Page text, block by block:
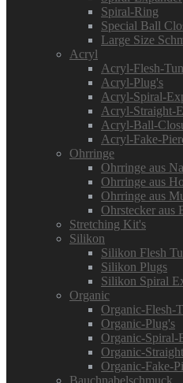
Spiral-Ring
Special Ball
Large Size
Acryl
Acryl-Flesh-
Acryl-Plug's
Acryl-Spiral-
Acryl-Straight-
Acryl-Ball-
Acryl-Fake-
Ohrringe
Ohrringe aus
Ohrringe aus
Ohrringe aus
Ohrstecker aus
Stretching Kit's
Silikon
Silikon Flesh
Silikon Plugs
Silikon Spiral
Organic
Organic-Flesh-
Organic-Plug's
Organic-Spiral-
Organic-
Organic-Fake-
Bauchnabelschmuck